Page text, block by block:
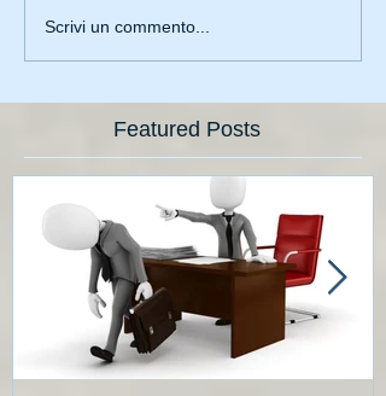
Scrivi un commento...
Featured Posts